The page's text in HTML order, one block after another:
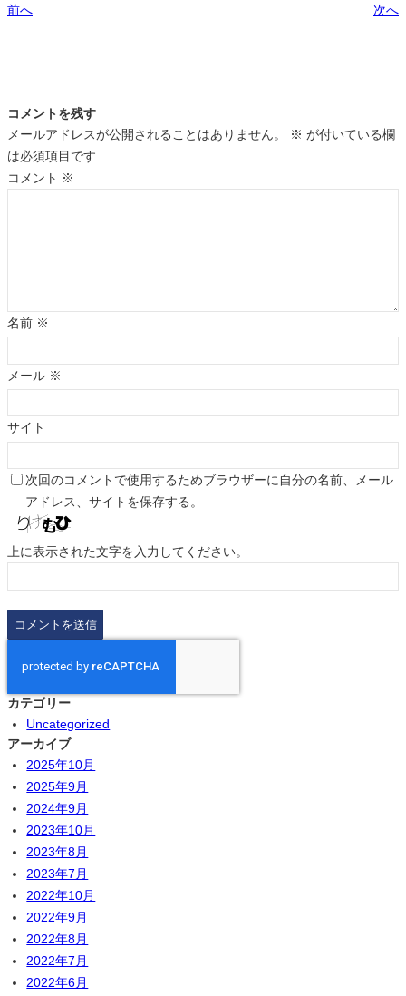
前へ 次へ
コメントを残す
メールアドレスが公開されることはありません。
※ が付いている欄
は必須項目です
コメント ※
名前 ※
メール ※
サイト
次回のコメントで使用するためブラウザーに自分の名前、メール
アドレス、サイトを保存する。
上に表示された文字を入力してください。
カテゴリー
Uncategorized
アーカイブ
2025年10月
2025年9月
2024年9月
2023年10月
2023年8月
2023年7月
2022年10月
2022年9月
2022年8月
2022年7月
2022年6月